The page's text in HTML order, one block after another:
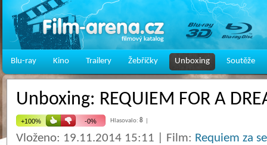
Blu-ray Kino Trailery Žebříčky Unboxing Soutěže
Unboxing: REQUIEM FOR A
Hlasovalo: 8
Vloženo: 19.11.2014 15:11 | Film: Requiem za